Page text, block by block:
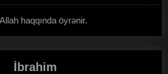
haqqında öyrənir.
İbrahim